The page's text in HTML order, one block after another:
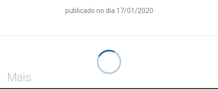
publicado no dia 17/01/2020
Mais